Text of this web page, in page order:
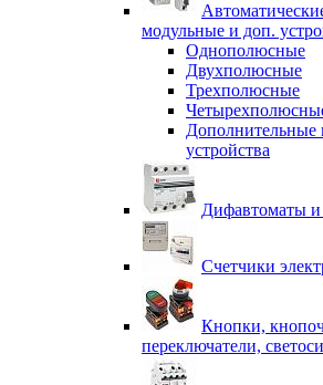
модульные и доп.
Однополюсные
Двухполюсные
Трехполюсные
Дополнительные
устройства
Дифавтоматы
Счетчики
Кнопки,
переключатели,